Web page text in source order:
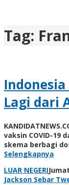
Tag:
Lagi dari
vaksin COVID-19
skema berbagi
Selengkapnya
LUAR NEGERI
Jackson Sebar